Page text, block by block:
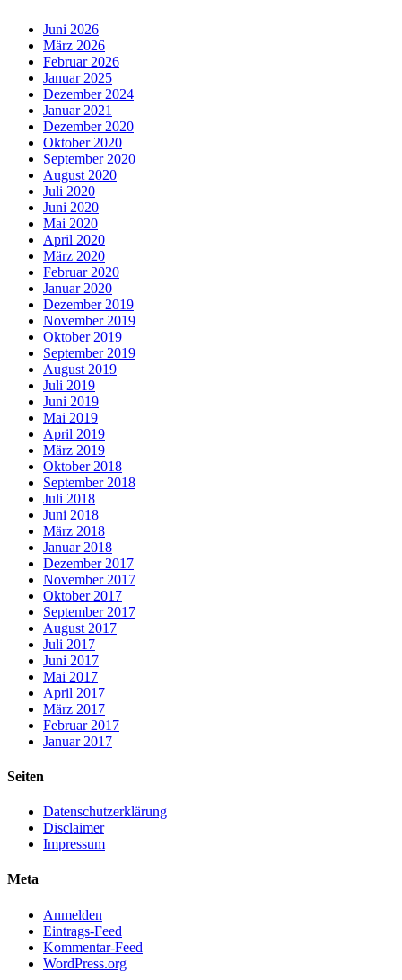
Juni 2026
März 2026
Februar 2026
Januar 2025
Dezember 2024
Januar 2021
Dezember 2020
Oktober 2020
September 2020
August 2020
Juli 2020
Juni 2020
Mai 2020
April 2020
März 2020
Februar 2020
Januar 2020
Dezember 2019
November 2019
Oktober 2019
September 2019
August 2019
Juli 2019
Juni 2019
Mai 2019
April 2019
März 2019
Oktober 2018
September 2018
Juli 2018
Juni 2018
März 2018
Januar 2018
Dezember 2017
November 2017
Oktober 2017
September 2017
August 2017
Juli 2017
Juni 2017
Mai 2017
April 2017
März 2017
Februar 2017
Januar 2017
Seiten
Datenschutzerklärung
Disclaimer
Impressum
Meta
Anmelden
Eintrags-Feed
Kommentar-Feed
WordPress.org